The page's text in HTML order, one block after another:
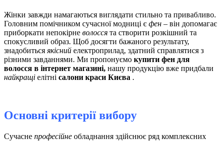
Жінки завжди намагаються виглядати стильно та привабливо.
Головним помічником сучасної модниці є фен – він допомагає
приборкати непокірне волосся та створити розкішний та
спокусливий образ. Щоб досягти бажаного результату,
знадобиться якісний електроприлад, здатний справлятися з
різними завданнями. Ми пропонуємо купити фен для
волосся в інтернет магазині, нашу продукцію вже придбали
найкращі елітні салони краси Києва .
Основні критерії вибору
Сучасне професійне обладнання здійснює ряд комплексних